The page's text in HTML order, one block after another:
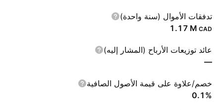
تدفقات الأموال (سنة واحدة)
‪1.17 M‬ CAD
عائد توزيعات الأرباح (المشار إليه)
—
خصم/علاوة على قيمة الأصول الصافية
0.1%